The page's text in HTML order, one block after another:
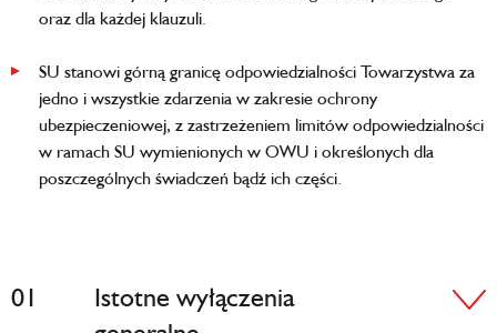
oraz dla każdej klauzuli.
SU stanowi górną granicę odpowiedzialności Towarzystwa za
jedno i wszystkie zdarzenia w zakresie ochrony
ubezpieczeniowej, z zastrzeżeniem limitów odpowiedzialności
w ramach SU wymienionych w OWU i określonych dla
poszczególnych świadczeń bądź ich części.
01
Istotne wyłączenia